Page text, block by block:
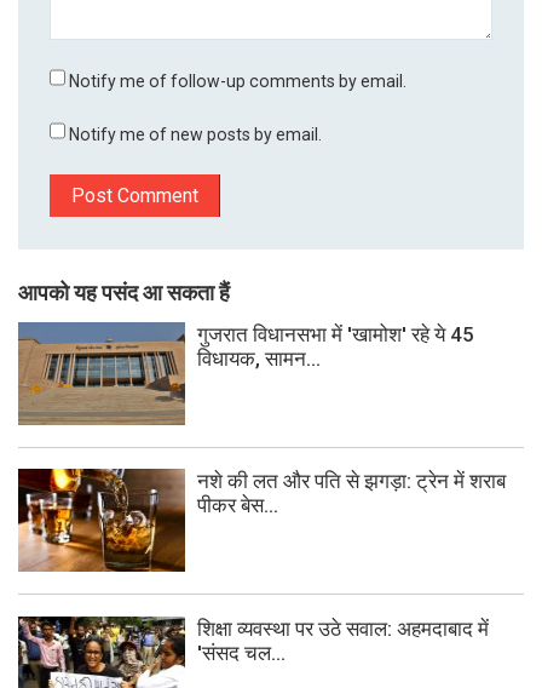
Notify me of follow-up comments by email.
Notify me of new posts by email.
आपको यह पसंद आ सकता हैं
गुजरात विधानसभा में 'खामोश' रहे ये 45
विधायक, सामन...
नशे की लत और पति से झगड़ा: ट्रेन में शराब
पीकर बेस...
शिक्षा व्यवस्था पर उठे सवाल: अहमदाबाद में
'संसद चल...